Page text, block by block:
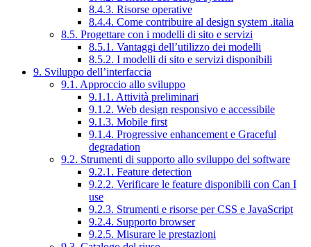
8.4.3. Risorse operative
8.4.4. Come contribuire al design system .italia
8.5. Progettare con i modelli di sito e servizi
8.5.1. Vantaggi dell’utilizzo dei modelli
8.5.2. I modelli di sito e servizi disponibili
9. Sviluppo dell’interfaccia
9.1. Approccio allo sviluppo
9.1.1. Attività preliminari
9.1.2. Web design responsivo e accessibile
9.1.3. Mobile first
9.1.4. Progressive enhancement e Graceful
degradation
9.2. Strumenti di supporto allo sviluppo del software
9.2.1. Feature detection
9.2.2. Verificare le feature disponibili con Can I
use
9.2.3. Strumenti e risorse per CSS e JavaScript
9.2.4. Supporto browser
9.2.5. Misurare le prestazioni